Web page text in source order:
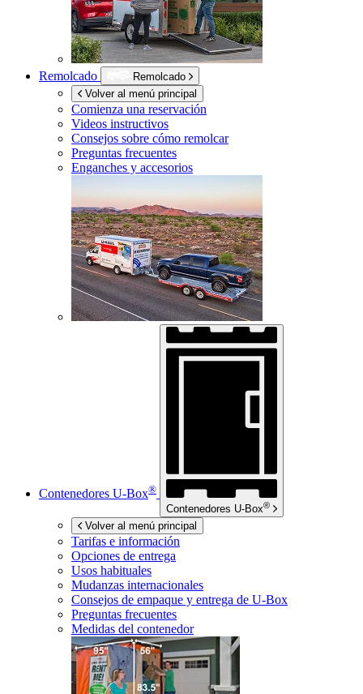
Remolcado
Remolcado
Volver al menú principal
Comienza una reservación
Videos instructivos
Consejos sobre cómo remolcar
Preguntas frecuentes
Enganches y accesorios
Contenedores U-Box®
Contenedores U-Box®
Volver al menú principal
Tarifas e información
Opciones de entrega
Usos habituales
Mudanzas internacionales
Consejos de empaque y entrega de U-Box
Preguntas frecuentes
Medidas del contenedor